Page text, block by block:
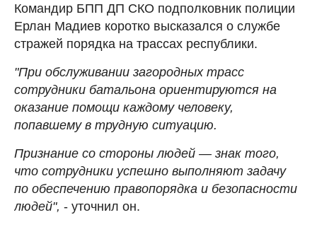
Командир БПП ДП СКО подполковник полиции
Ерлан Мадиев коротко высказался о службе
стражей порядка на трассах республики.
"При обслуживании загородных трасс
сотрудники батальона ориентируются на
оказание помощи каждому человеку,
попавшему в трудную ситуацию.
Признание со стороны людей — знак того,
что сотрудники успешно выполняют задачу
по обеспечению правопорядка и безопасности
людей", - уточнил он.